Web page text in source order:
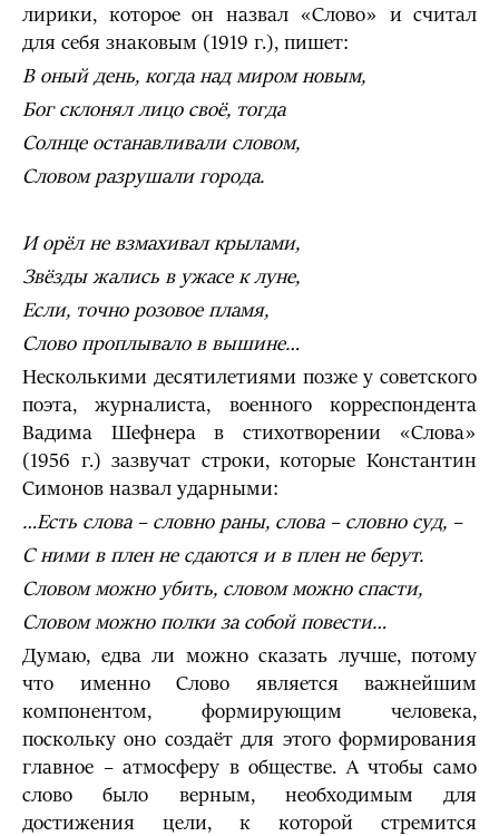
лирики, которое он назвал «Слово» и считал
для себя знаковым (1919 г.), пишет:
В оный день, когда над миром новым,
Бог склонял лицо своё, тогда
Солнце останавливали словом,
Словом разрушали города.
И орёл не взмахивал крылами,
Звёзды жались в ужасе к луне,
Если, точно розовое пламя,
Слово проплывало в вышине…
Несколькими десятилетиями позже у советского
поэта, журналиста, военного корреспондента
Вадима Шефнера в стихотворении «Слова»
(1956 г.) зазвучат строки, которые Константин
Симонов назвал ударными:
…Есть слова – словно раны, слова – словно суд, –
С ними в плен не сдаются и в плен не берут.
Словом можно убить, словом можно спасти,
Словом можно полки за собой повести…
Думаю, едва ли можно сказать лучше, потому
что именно Слово является важнейшим
компонентом, формирующим человека,
поскольку оно создаёт для этого формирования
главное – атмосферу в обществе. А чтобы само
слово было верным, необходимым для
достижения цели, к которой стремится